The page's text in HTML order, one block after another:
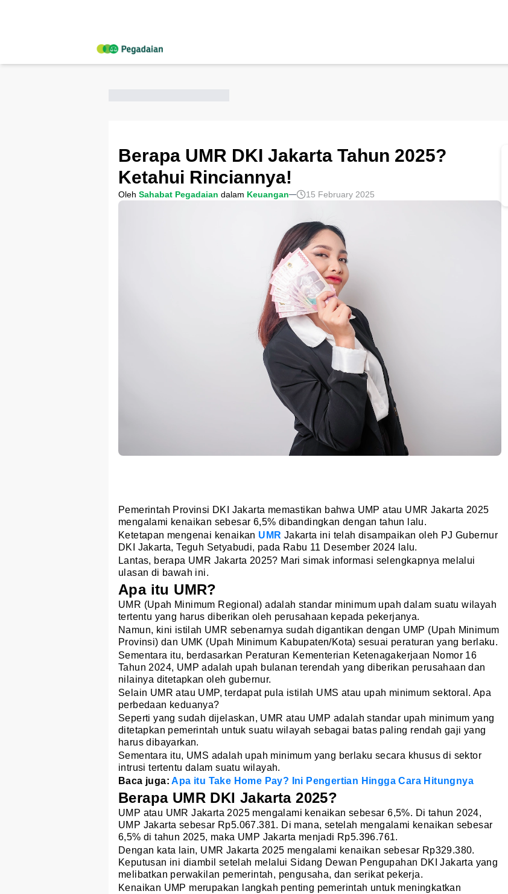
Berapa UMR DKI Jakarta Tahun 2025?
Ketahui Rinciannya!
Oleh Sahabat Pegadaian dalam Keuangan 15 February 2025
Pemerintah Provinsi DKI Jakarta memastikan bahwa UMP atau UMR Jakarta 2025
mengalami kenaikan sebesar 6,5% dibandingkan dengan tahun lalu.
Ketetapan mengenai kenaikan UMR Jakarta ini telah disampaikan oleh PJ Gubernur
DKI Jakarta, Teguh Setyabudi, pada Rabu 11 Desember 2024 lalu.
Lantas, berapa UMR Jakarta 2025? Mari simak informasi selengkapnya melalui
ulasan di bawah ini.
Apa itu UMR?
UMR (Upah Minimum Regional) adalah standar minimum upah dalam suatu wilayah
tertentu yang harus diberikan oleh perusahaan kepada pekerjanya.
Namun, kini istilah UMR sebenarnya sudah digantikan dengan UMP (Upah Minimum
Provinsi) dan UMK (Upah Minimum Kabupaten/Kota) sesuai peraturan yang berlaku.
Sementara itu, berdasarkan Peraturan Kementerian Ketenagakerjaan Nomor 16
Tahun 2024, UMP adalah upah bulanan terendah yang diberikan perusahaan dan
nilainya ditetapkan oleh gubernur.
Selain UMR atau UMP, terdapat pula istilah UMS atau upah minimum sektoral. Apa
perbedaan keduanya?
Seperti yang sudah dijelaskan, UMR atau UMP adalah standar upah minimum yang
ditetapkan pemerintah untuk suatu wilayah sebagai batas paling rendah gaji yang
harus dibayarkan.
Sementara itu, UMS adalah upah minimum yang berlaku secara khusus di sektor
intrusi tertentu dalam suatu wilayah.
Baca juga:Apa itu Take Home Pay? Ini Pengertian Hingga Cara Hitungnya
Berapa UMR DKI Jakarta 2025?
UMP atau UMR Jakarta 2025 mengalami kenaikan sebesar 6,5%. Di tahun 2024,
UMP Jakarta sebesar Rp5.067.381. Di mana, setelah mengalami kenaikan sebesar
6,5% di tahun 2025, maka UMP Jakarta menjadi Rp5.396.761.
Dengan kata lain, UMR Jakarta 2025 mengalami kenaikan sebesar Rp329.380.
Keputusan ini diambil setelah melalui Sidang Dewan Pengupahan DKI Jakarta yang
melibatkan perwakilan pemerintah, pengusaha, dan serikat pekerja.
Kenaikan UMP merupakan langkah penting pemerintah untuk meningkatkan